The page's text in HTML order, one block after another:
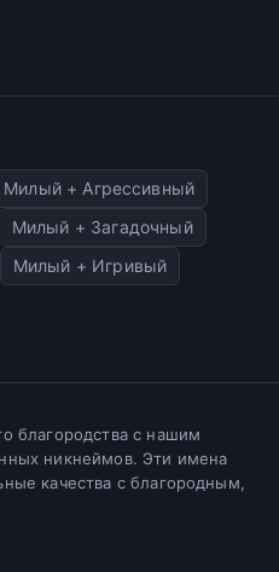
Милый + Агрессивный
Милый + Загадочный
Милый + Игривый
благородства с нашим
никнеймов. Эти имена
качества с благородным,